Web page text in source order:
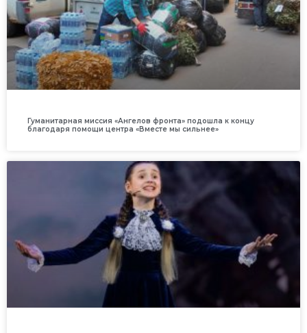
Гуманитарная миссия «Ангелов фронта» подошла к концу
благодаря помощи центра «Вместе мы сильнее»